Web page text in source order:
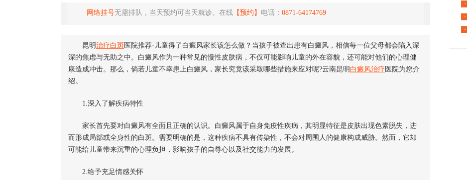
网络挂号无需排队，当天预约可当天就诊。在线 【预约】 电话： 0871-64174769
昆明治疗白斑 医院推荐-儿童得了白癜风家长该怎么做？当孩子被查出患有白癜风，相信每一位父母都会陷入深
深的焦虑与无助之中。白癜风作为一种常见的慢性皮肤病，不仅可能影响儿童的外在容貌，还可能对他们的心理健
康造成冲击。那么，倘若儿童不幸患上白癜风，家长究竟该采取哪些措施来应对呢?云南昆明 白癜风治疗 医院为您介
绍。
1.深入了解疾病特性
家长首先要对白癜风有全面且正确的认识。白癜风属于自身免疫性疾病，其明显特征是皮肤出现色素脱失，进
而形成局部或全身性的白斑。需要明确的是，这种疾病不具有传染性，不会对周围人的健康构成威胁。然而，它却
可能给儿童带来沉重的心理负担，影响孩子的自尊心以及社交能力的发展。
2.给予充足情感关怀
·
·
·